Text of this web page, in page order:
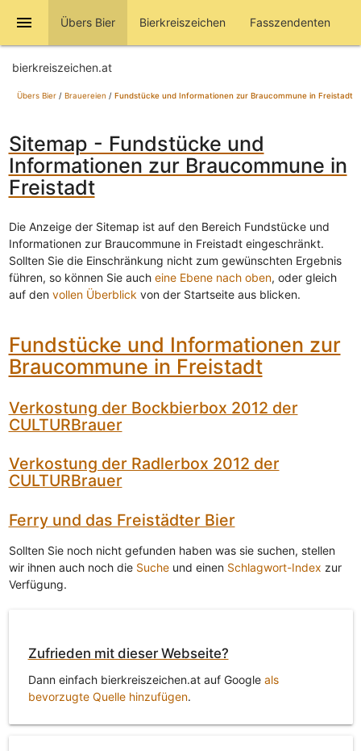
menu Übers Bier Bierkreiszeichen Fasszendenten
bierkreiszeichen.at
Übers Bier/ Brauereien / Fundstücke und Informationen zur Braucommune in Freistadt
Sitemap - Fundstücke und
Informationen zur Braucommune in
Freistadt
Die Anzeige der Sitemap ist auf den Bereich Fundstücke und
Informationen zur Braucommune in Freistadt eingeschränkt.
Sollten Sie die Einschränkung nicht zum gewünschten Ergebnis
führen, so können Sie auch eine Ebene nach oben, oder gleich
auf den vollen Überblick von der Startseite aus blicken.
Fundstücke und Informationen zur
Braucommune in Freistadt
Verkostung der Bockbierbox 2012 der
CULTURBrauer
Verkostung der Radlerbox 2012 der
CULTURBrauer
Ferry und das Freistädter Bier
Sollten Sie noch nicht gefunden haben was sie suchen, stellen
wir ihnen auch noch die Sucheund einen Schlagwort-Index zur
Verfügung.
Zufrieden mit dieser Webseite?
Dann einfach bierkreiszeichen.at auf Google als
bevorzugte Quelle hinzufügen.